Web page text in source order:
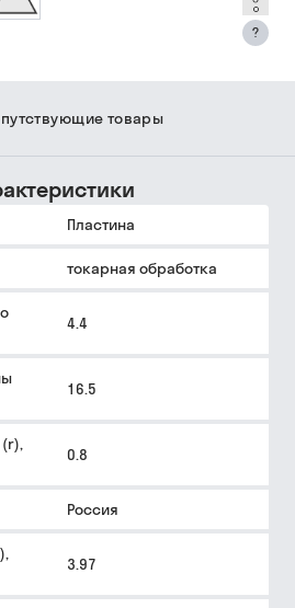
?
товары
Пластина
токарная обработка
4.4
16.5
0.8
Россия
3.97